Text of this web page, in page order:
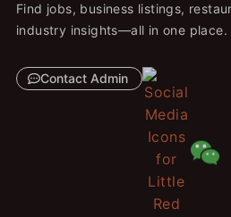
Find jobs, business listings,
industry insights—all in one place.
Contact Admin